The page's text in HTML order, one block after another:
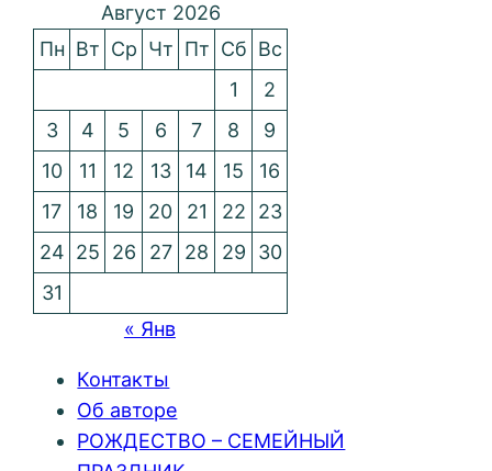
Август 2026
Пн Вт Ср Чт Пт Сб Вс
1
2
3
4 5 6 7 8
9
10
11 12 13 14 15
16
17
18 19 20 21 22
23
24 25 26 27 28 29
30
31
« Янв
Контакты
Об авторе
РОЖДЕСТВО – СЕМЕЙНЫЙ